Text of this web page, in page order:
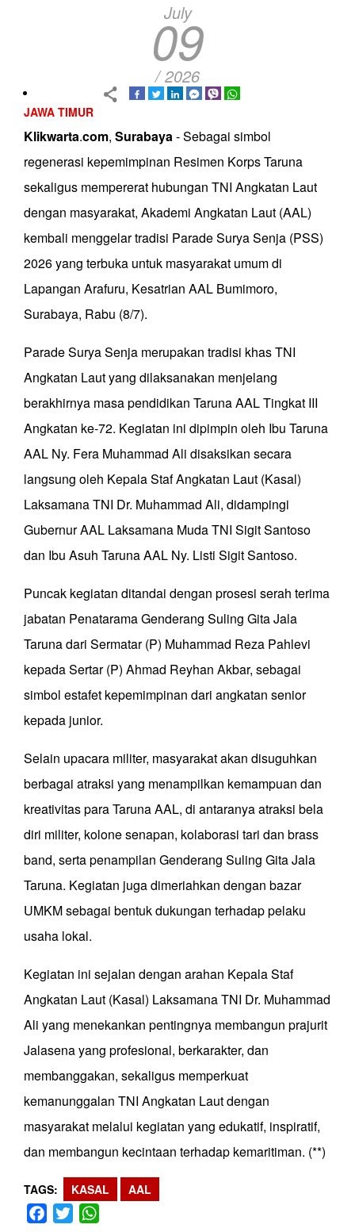
July
09
/ 2026
JAWA TIMUR
Klikwarta.com, Surabaya- Sebagai simbol
regenerasi kepemimpinan Resimen Korps Taruna
sekaligus mempererat hubungan TNI Angkatan Laut
dengan masyarakat, Akademi Angkatan Laut (AAL)
kembali menggelar tradisi Parade Surya Senja (PSS)
2026 yang terbuka untuk masyarakat umum di
Lapangan Arafuru, Kesatrian AAL Bumimoro,
Surabaya, Rabu (8/7).
Parade Surya Senja merupakan tradisi khas TNI
Angkatan Laut yang dilaksanakan menjelang
berakhirnya masa pendidikan Taruna AAL Tingkat III
Angkatan ke-72. Kegiatan ini dipimpin oleh Ibu Taruna
AAL Ny. Fera Muhammad Ali disaksikan secara
langsung oleh Kepala Staf Angkatan Laut (Kasal)
Laksamana TNI Dr. Muhammad Ali, didampingi
Gubernur AAL Laksamana Muda TNI Sigit Santoso
dan Ibu Asuh Taruna AAL Ny. Listi Sigit Santoso.
Puncak kegiatan ditandai dengan prosesi serah terima
jabatan Penatarama Genderang Suling Gita Jala
Taruna dari Sermatar (P) Muhammad Reza Pahlevi
kepada Sertar (P) Ahmad Reyhan Akbar, sebagai
simbol estafet kepemimpinan dari angkatan senior
kepada junior.
Selain upacara militer, masyarakat akan disuguhkan
berbagai atraksi yang menampilkan kemampuan dan
kreativitas para Taruna AAL, di antaranya atraksi bela
diri militer, kolone senapan, kolaborasi tari dan brass
band, serta penampilan Genderang Suling Gita Jala
Taruna. Kegiatan juga dimeriahkan dengan bazar
UMKM sebagai bentuk dukungan terhadap pelaku
usaha lokal.
Kegiatan ini sejalan dengan arahan Kepala Staf
Angkatan Laut (Kasal) Laksamana TNI Dr. Muhammad
Ali yang menekankan pentingnya membangun prajurit
Jalasena yang profesional, berkarakter, dan
membanggakan, sekaligus memperkuat
kemanunggalan TNI Angkatan Laut dengan
masyarakat melalui kegiatan yang edukatif, inspiratif,
dan membangun kecintaan terhadap kemaritiman. (**)
TAGS KASAL AAL
Facebook
Twitter